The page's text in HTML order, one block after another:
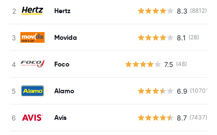
Hertz 8.3 (8812)
Movida 8.1 (28)
Foco 7.5 (48)
Alamo 6.9 (10701)
Avis 8.7 (7437)